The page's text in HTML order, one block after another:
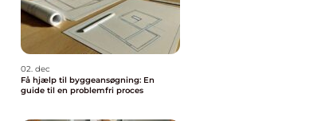
02. dec
Få hjælp til byggeansøgning: En
guide til en problemfri proces